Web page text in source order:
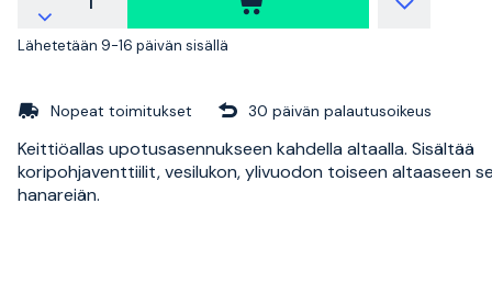
Lähetetään 9-16 päivän sisällä
Nopeat toimitukset 30 päivän palautusoikeus
Keittiöallas upotusasennukseen kahdella altaalla. Sisältää
koripohjaventtiilit, vesilukon, ylivuodon toiseen altaaseen
hanareiän.